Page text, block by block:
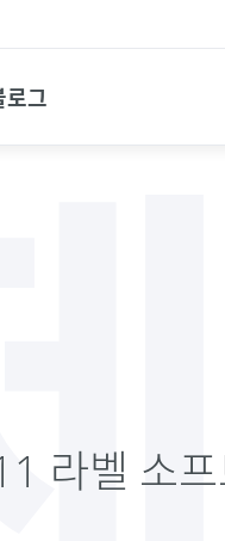
로그
라벨 소프